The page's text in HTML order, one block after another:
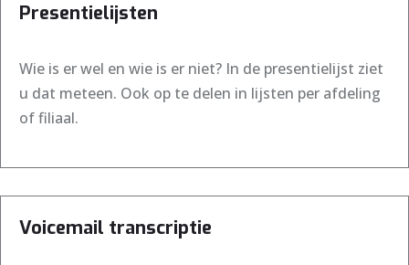
Presentielijsten
Wie is er wel en wie is er niet? In de presentielijst ziet
u dat meteen. Ook op te delen in lijsten per afdeling
of filiaal.
Voicemail transcriptie